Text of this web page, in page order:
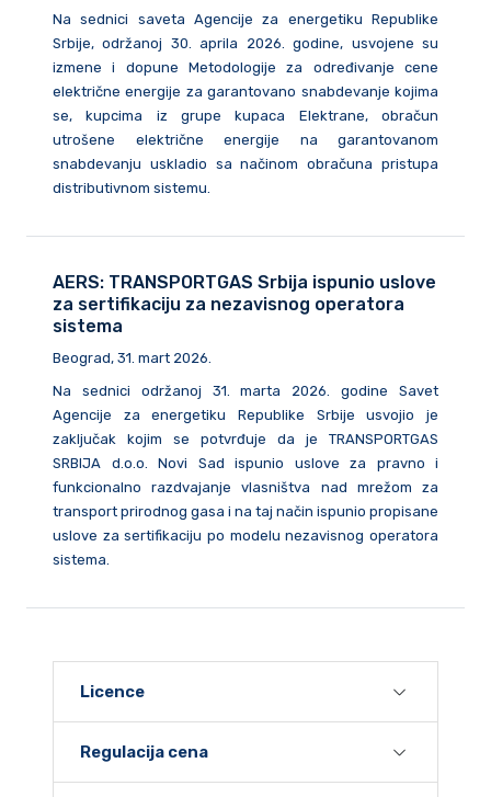
Na sednici saveta Agencije za energetiku Republike
Srbije, održanoj 30. aprila 2026. godine, usvojene su
izmene i dopune Metodologije za određivanje cene
električne energije za garantovano snabdevanje kojima
se, kupcima iz grupe kupaca Elektrane, obračun
utrošene električne energije na garantovanom
snabdevanju uskladio sa načinom obračuna pristupa
distributivnom sistemu.
AERS: TRANSPORTGAS Srbija ispunio uslove
za sertifikaciju za nezavisnog operatora
sistema
Beograd, 31. mart 2026.
Na sednici održanoj 31. marta 2026. godine Savet
Agencije za energetiku Republike Srbije usvojio je
zaključak kojim se potvrđuje da je TRANSPORTGAS
SRBIJA d.o.o. Novi Sad ispunio uslove za pravno i
funkcionalno razdvajanje vlasništva nad mrežom za
transport prirodnog gasa i na taj način ispunio propisane
uslove za sertifikaciju po modelu nezavisnog operatora
sistema.
Licence
Regulacija cena